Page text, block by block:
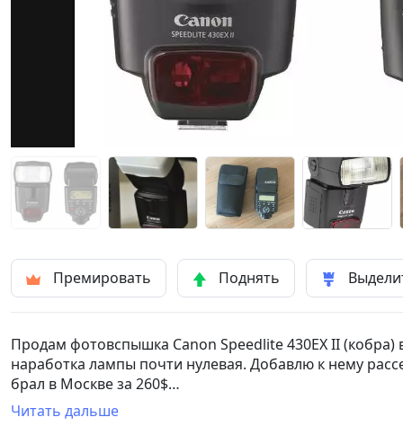
Премировать Поднять
Продам фотовспышка Canon Speedlite 430EX II (кобра)
наработка лампы почти нулевая. Добавлю к нему
брал в Москве за 260$
В комплекте: Вспышка, пластиковая лапка, фирменый
Canon Speedlite 430EX II (cobra) fspishka sotaman
Читать дальше